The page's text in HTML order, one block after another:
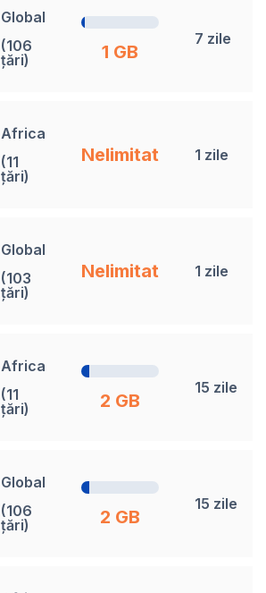
Global
(106
țări)
1 GB
7 zile
Africa
(11
țări)
Nelimitat 1 zile
Global
(103
țări)
Nelimitat 1 zile
Africa
(11
țări)
2 GB
15 zile
Global
(106
țări)
2 GB
15 zile